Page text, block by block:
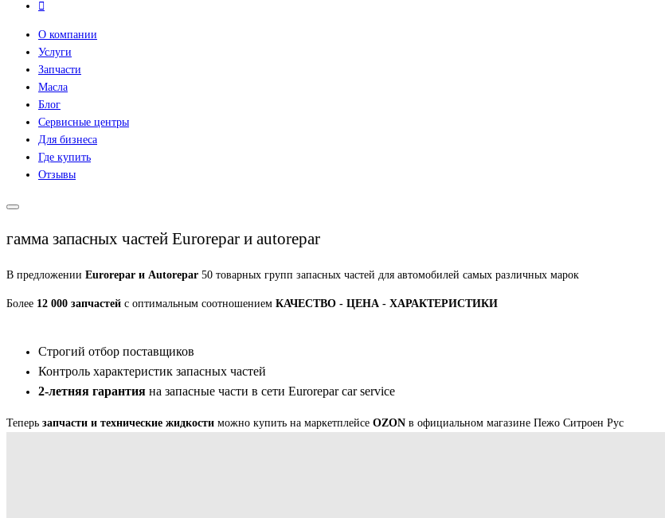
О компании
Услуги
Запчасти
Масла
Блог
Сервисные центры
Для бизнеса
Где купить
Отзывы
гамма запасных частей Eurorepar и autorepar
В предложении Eurorepar и Autorepar 50 товарных групп запасных частей для автомобилей самых различных марок
Более 12 000 запчастей с оптимальным соотношением КАЧЕСТВО - ЦЕНА - ХАРАКТЕРИСТИКИ
Строгий отбор поставщиков
Контроль характеристик запасных частей
2-летняя гарантия на запасные части в сети Eurorepar car service
Теперь запчасти и технические жидкости можно купить на маркетплейсе OZON в официальном магазине Пежо Ситроен Рус